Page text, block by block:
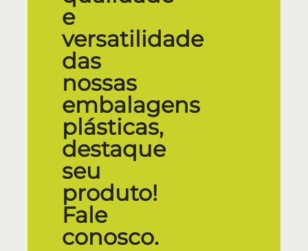
e
versatilidade
das
nossas
embalagens
plásticas,
destaque
seu
produto!
Fale
conosco.